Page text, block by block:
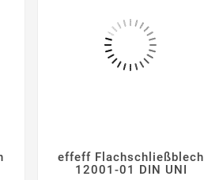
   
effeff Flachschließblech
12001-01 DIN UNI